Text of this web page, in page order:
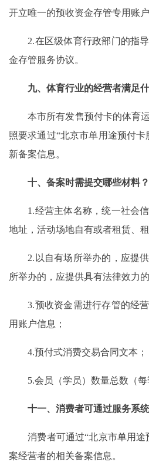
开立唯一的预收资金存管专用账户
2.在区级体育行政部门的指导
金存管服务协议。
九、体育行业的经营者满足什
本市所有发售预付卡的体育运
照要求通过“北京市单用途预付
新备案信息。
十、备案时需提交哪些材料？
1.经营主体名称，统一社会信
地址，活动场地自有或者租赁、
2.以自有场所举办的，应提供
所举办的，应提供具有法律效力
3.预收资金需进行存管的经营
用账户信息；
4.预付式消费交易合同文本；
5.会员（学员）数量总数（每
十一、消费者可通过服务系统
消费者可通过“北京市单用途
案经营者的相关备案信息。